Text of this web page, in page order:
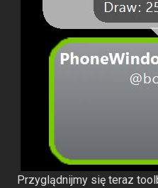
Przyglądnijmy się teraz